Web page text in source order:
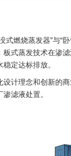
式燃烧蒸发器”与
式蒸发技术在渗
定达标排放。
计理念和创新的
滤液处置。